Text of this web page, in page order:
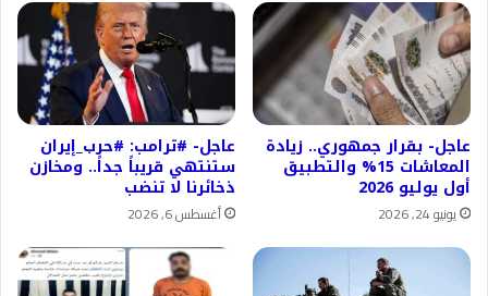
عاجل- بقرار جمهوري.. زيادة
المعاشات 15% والتطبيق
أول يوليو 2026
يونيو 24, 2026
عاجل- #ترامب: #حرب_إيران
ستنتهي قريباً جداً.. ومخازن
ذخائرنا لا تنضب
أغسطس 6, 2026